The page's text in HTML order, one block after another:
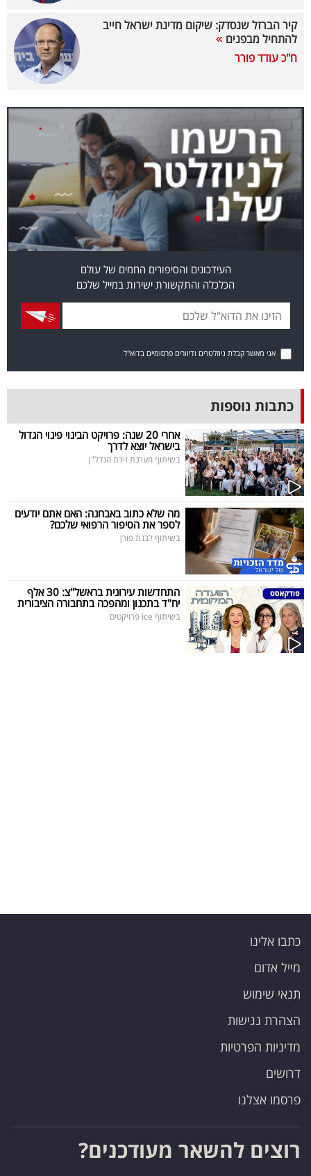
טלוויזיה
עסקי
קריירה
ולימודים
מינויים
רייטינג
רכב
ופנאי
תיירות
5
המילון
הכלכלי
פודקאסט
40
UNDER
40
שיתופי
פעולה
אחרינו:
קיר הברזל שנסדק: שיקום מדינת ישראל חייב
להתחיל מבפנים
ח"כ עודד פורר
העידכונים והסיפורים החמים של עולם
הכלכלה והתקשורת ישירות במייל שלכם
אני מאשר קבלת ניוזלטרים ודיוורים פרסומיים בדוא"ל
כתבות נוספות
אחרי 20 שנה: פרויקט הבינוי פינוי הגדול
בישראל יוצא לדרך
בשיתוף מערכת זירת הנדל"ן
מה שלא כתוב באבחנה: האם אתם יודעים
לספר את הסיפור הרפואי שלכם?
בשיתוף לבנת פורן
התחדשות עירונית בראשל"צ: 30 אלף
יח"ד בתכנון ומהפכה בתחבורה הציבורית
בשיתוף ice פרויקטים
כתבו אלינו
מייל אדום
תנאי שימוש
הצהרת נגישות
מדיניות הפרטיות
דרושים
פרסמו אצלנו
רוצים להשאר מעודכנים?